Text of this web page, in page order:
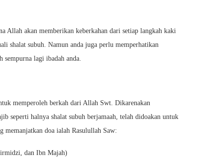
Allah akan memberikan keberkahan dari setiap langkah kaki
shalat subuh. Namun anda juga perlu memperhatikan
sempurna lagi ibadah anda.
memperoleh berkah dari Allah Swt. Dikarenakan
seperti halnya shalat subuh berjamaah, telah didoakan untuk
memanjatkan doa ialah Rasulullah Saw:
dan Ibn Majah)